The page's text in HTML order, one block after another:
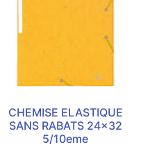
CHEMISE ELASTIQUE
SANS RABATS 24×32
5/10eme